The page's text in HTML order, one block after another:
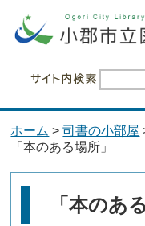
ホーム >司書の小部屋
「本のある場所」
「本のあ